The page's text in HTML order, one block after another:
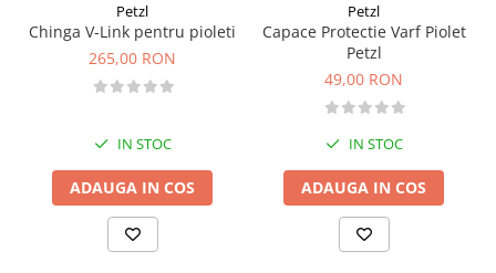
greutate: 585 gr
lungime: 50 cm
technice: https://www.petzl.com/sfc/servlet.shepherd/version/
Petzl
Chinga V-Link pentru pioleti
265,00 RON
IN STOC
ADAUGA IN COS
Petzl
Capace Protectie Varf Piolet
Petzl
49,00 RON
IN STOC
ADAUGA IN COS